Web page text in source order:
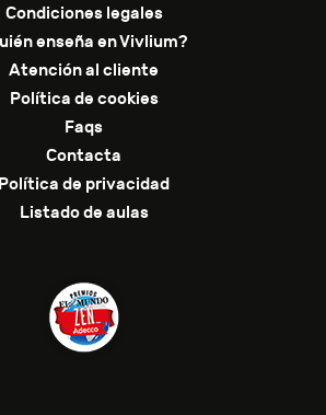
Condiciones legales
enseña en Vivlium?
Atención al cliente
Política de cookies
Faqs
Contacta
Política de privacidad
Listado de aulas